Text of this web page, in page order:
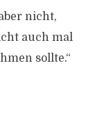
nicht,
auch mal
sollte.“